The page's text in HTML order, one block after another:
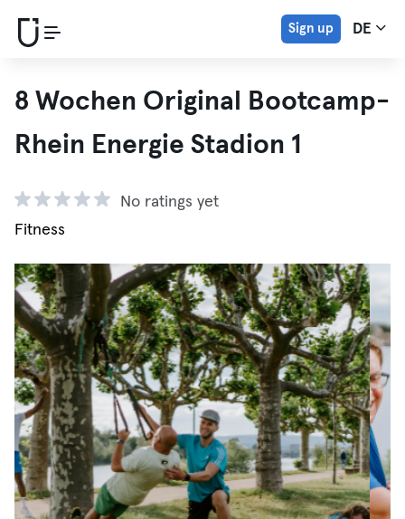
Sign up DE
8 Wochen Original Bootcamp-
Rhein Energie Stadion 1
No ratings yet
Fitness